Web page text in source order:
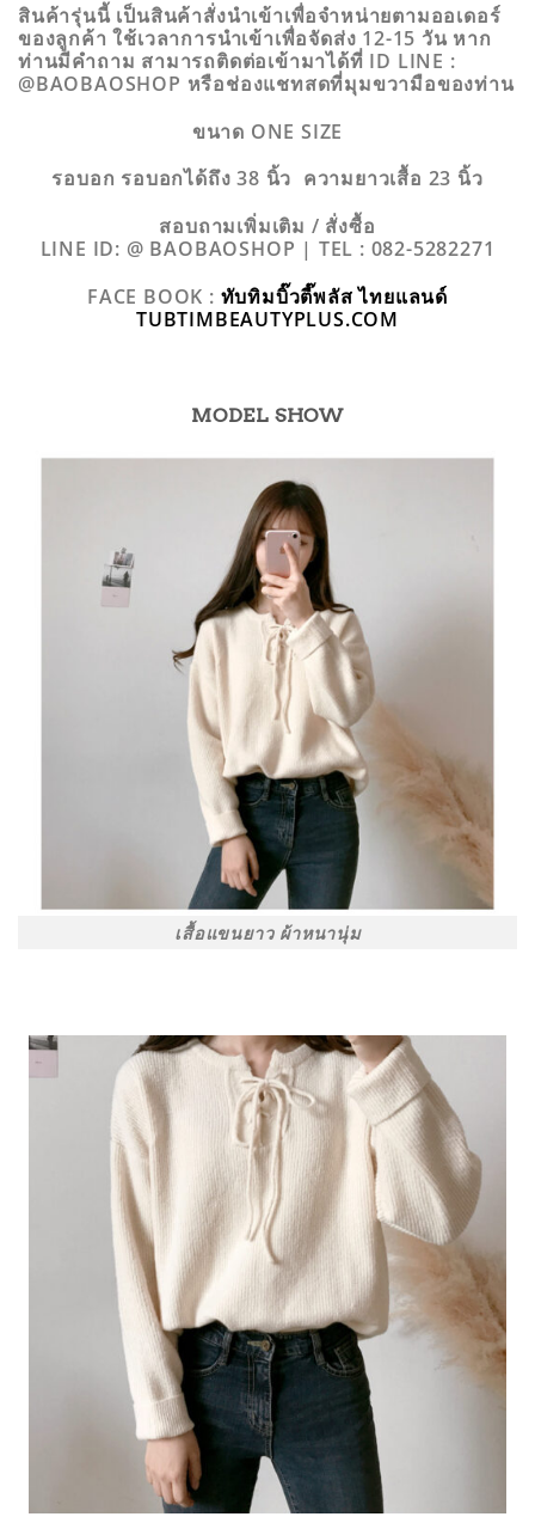
สินค้ารุ่นนี้ เป็นสินค้าสั่งนำเข้าเพื่อจำหน่ายตามออเดอร์
ของลูกค้า ใช้เวลาการนำเข้าเพื่อจัดส่ง 12-15 วัน หาก
ท่านมีคำถาม สามารถติดต่อเข้ามาได้ที่ ID LINE :
@BAOBAOSHOP หรือช่องแชทสดที่มุมขวามือของท่าน
ขนาด ONE SIZE
รอบอก รอบอกได้ถึง 38 นิ้ว ความยาวเสื้อ 23 นิ้ว
สอบถามเพิ่มเติม / สั่งซื้อ
LINE ID: @ BAOBAOSHOP | TEL : 082-5282271
FACE BOOK : ทับทิมบิ๊วตี๊พลัส ไทยแลนด์
TUBTIMBEAUTYPLUS.COM
MODEL SHOW
เสื้อแขนยาว ผ้าหนานุ่ม